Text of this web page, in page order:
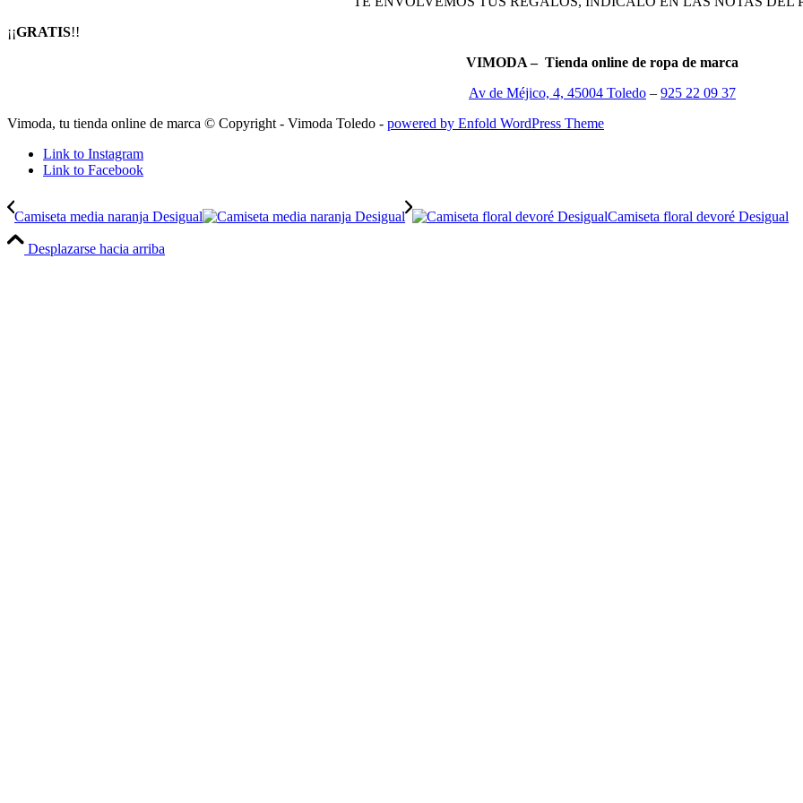
¡¡GRATIS!!
VIMODA – Tienda online de ropa de marca
Av de Méjico, 4, 45004 Toledo – 925 22 09 37
Vimoda, tu tienda online de marca © Copyright - Vimoda Toledo - powered by Enfold WordPress Theme
Link to Instagram
Link to Facebook
Camiseta media naranja Desigual Camiseta floral devoré Desigual
Desplazarse hacia arriba